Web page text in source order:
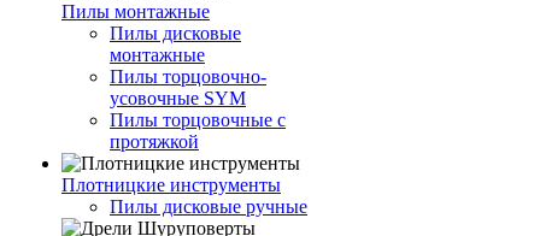
Пилы монтажные
Пилы дисковые
монтажные
Пилы торцовочно-
усовочные SYM
Пилы торцовочные с
протяжкой
Плотницкие инструменты
Пилы дисковые ручные